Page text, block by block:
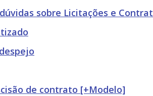
sobre Licitações e
de contrato [+Modelo]